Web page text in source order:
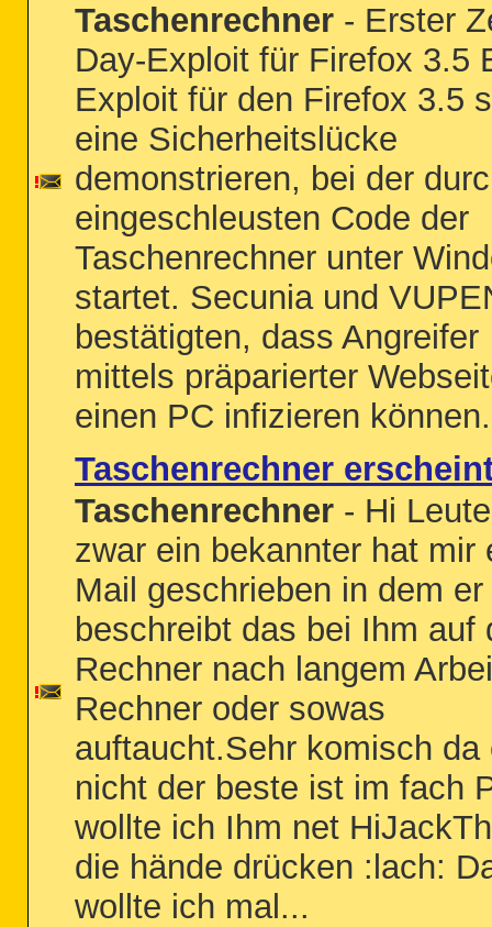
Taschenrechner - Erster
Day-Exploit für Firefox 3.5
Exploit für den Firefox 3.5
eine Sicherheitslücke
demonstrieren, bei der
eingeschleusten Code der
Taschenrechner unter
startet. Secunia und
bestätigten, dass Angreifer
mittels präparierter
einen PC infizieren
Taschenrechner
Taschenrechner - Hi
zwar ein bekannter hat mir
Mail geschrieben in dem er
beschreibt das bei Ihm auf
Rechner nach langem
Rechner oder sowas
auftaucht.Sehr komisch da
nicht der beste ist im fach
wollte ich Ihm net
die hände drücken :lach:
wollte ich mal...